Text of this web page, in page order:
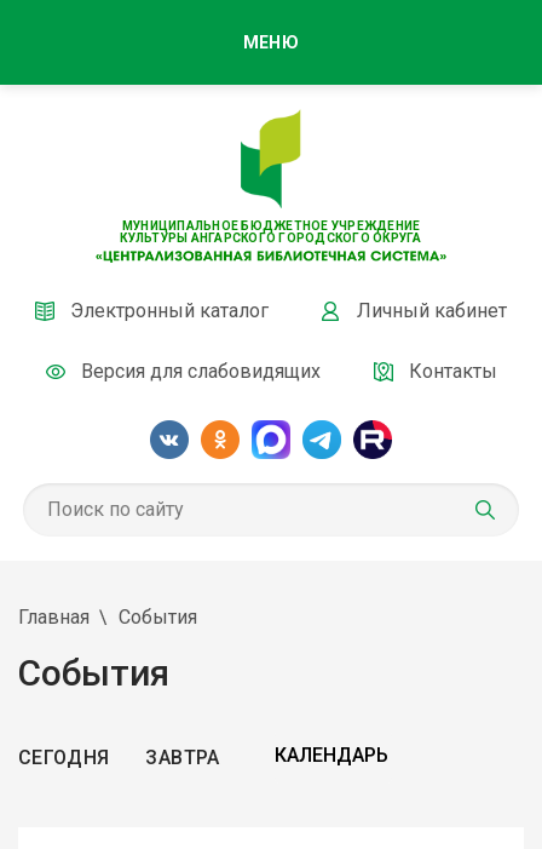
МУНИЦИПАЛЬНОЕ БЮДЖЕТНОЕ УЧРЕЖДЕНИЕ
КУЛЬТУРЫ АНГАРСКОГО ГОРОДСКОГО ОКРУГА
Электронный каталог Личный кабинет
Версия для слабовидящих Контакты
МЕНЮ
Главная События
События
СЕГОДНЯ ЗАВТРА